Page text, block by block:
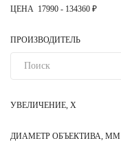
ЦЕНА 17990 - 134360 ₽
ПРОИЗВОДИТЕЛЬ
УВЕЛИЧЕНИЕ, Х
ДИАМЕТР ОБЪЕКТИВА, ММ